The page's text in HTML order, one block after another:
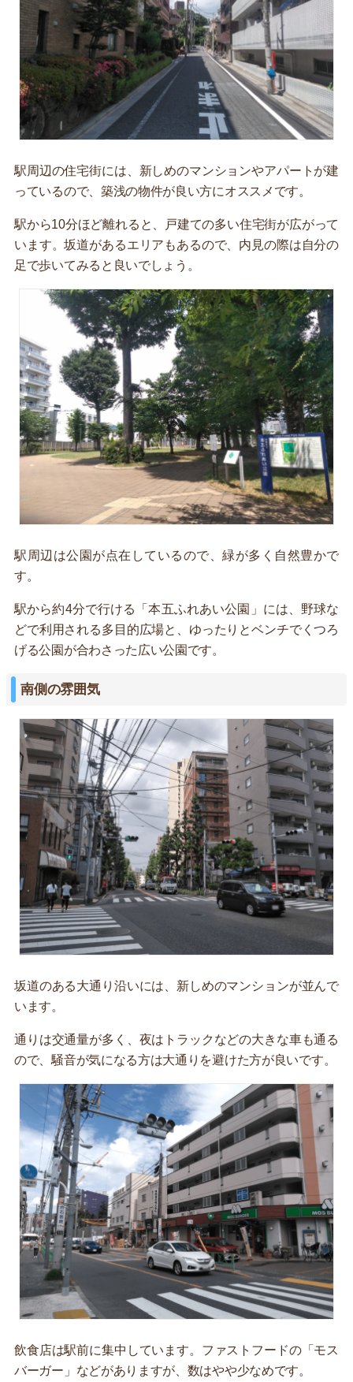
駅周辺の住宅街には、新しめのマンションやアパートが建
っているので、築浅の物件が良い方にオススメです。
駅から10分ほど離れると、戸建ての多い住宅街が広がって
います。坂道があるエリアもあるので、内見の際は自分の
足で歩いてみると良いでしょう。
駅周辺は公園が点在しているので、緑が多く自然豊かで
す。
駅から約4分で行ける「本五ふれあい公園」には、野球な
どで利用される多目的広場と、ゆったりとベンチでくつろ
げる公園が合わさった広い公園です。
南側の雰囲気
坂道のある大通り沿いには、新しめのマンションが並んで
います。
通りは交通量が多く、夜はトラックなどの大きな車も通る
ので、騒音が気になる方は大通りを避けた方が良いです。
飲食店は駅前に集中しています。ファストフードの「モス
バーガー」などがありますが、数はやや少なめです。